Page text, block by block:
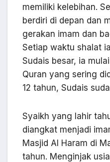
memiliki kelebihan.
berdiri di depan dan
gerakan imam dan
Setiap waktu shalat
Sudais besar, ia
Quran yang sering
12 tahun, Sudais
Syaikh yang lahir
diangkat menjadi
Masjid Al Haram di
tahun. Menginjak